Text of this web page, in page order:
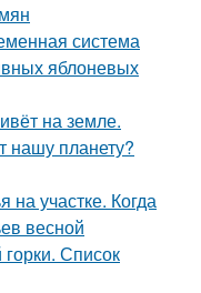
система
яблоневых
на земле.
нашу планету?
на участке. Когда
весной
Список